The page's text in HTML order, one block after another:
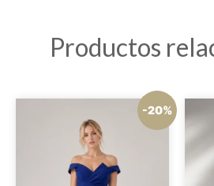
Productos
-20%